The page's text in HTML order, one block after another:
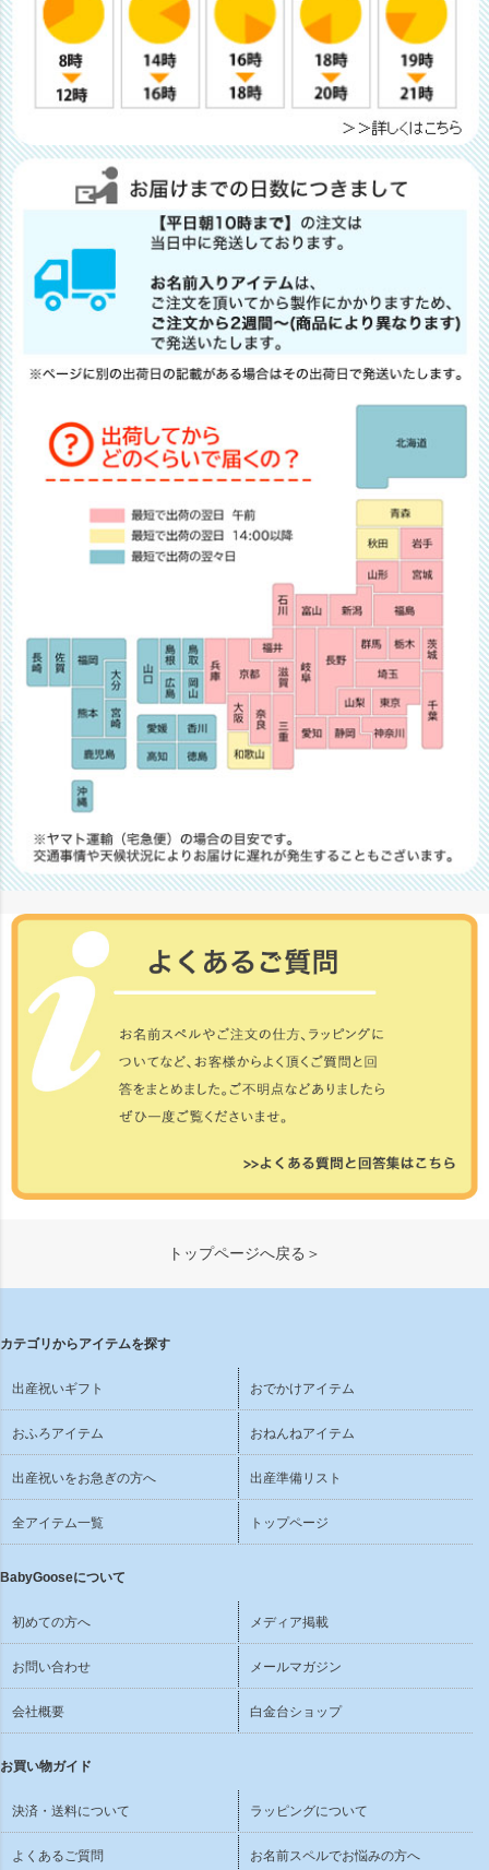
トップページへ戻る＞
カテゴリからアイテムを探す
出産祝いギフト おでかけアイテム
おふろアイテム おねんねアイテム
出産祝いをお急ぎの方へ 出産準備リスト
全アイテム一覧 トップページ
BabyGooseについて
初めての方へ メディア掲載
お問い合わせ メールマガジン
会社概要 白金台ショップ
お買い物ガイド
決済・送料について ラッピングについて
よくあるご質問 お名前スペルでお悩みの方へ